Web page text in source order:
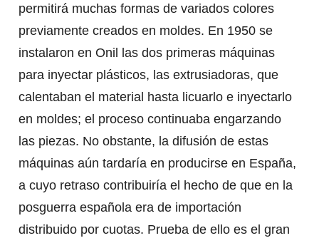
permitirá muchas formas de variados colores
previamente creados en moldes. En 1950 se
instalaron en Onil las dos primeras máquinas
para inyectar plásticos, las extrusiadoras, que
calentaban el material hasta licuarlo e inyectarlo
en moldes; el proceso continuaba engarzando
las piezas. No obstante, la difusión de estas
máquinas aún tardaría en producirse en España,
a cuyo retraso contribuiría el hecho de que en la
posguerra española era de importación
distribuido por cuotas. Prueba de ello es el gran